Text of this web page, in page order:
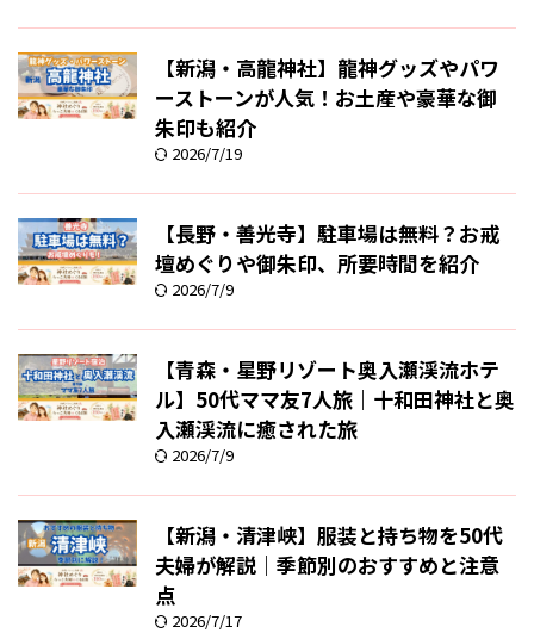
【新潟・高龍神社】龍神グッズやパワ
ーストーンが人気！お土産や豪華な御
朱印も紹介
2026/7/19
【長野・善光寺】駐車場は無料？お戒
壇めぐりや御朱印、所要時間を紹介
2026/7/9
【青森・星野リゾート奥入瀬渓流ホテ
ル】50代ママ友7人旅｜十和田神社と奥
入瀬渓流に癒された旅
2026/7/9
【新潟・清津峡】服装と持ち物を50代
夫婦が解説｜季節別のおすすめと注意
点
2026/7/17